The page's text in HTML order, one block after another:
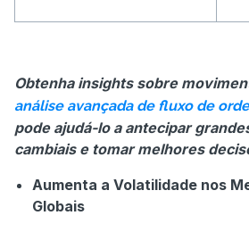
Obtenha insights sobre
análise avançada de fluxo de
pode ajudá-lo a antecipar
cambiais e tomar melhores
Aumenta a Volatilidade nos
Globais